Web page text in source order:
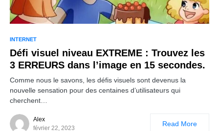
INTERNET
Défi visuel niveau EXTREME : Trouvez les
3 ERREURS dans l’image en 15 secondes.
Comme nous le savons, les défis visuels sont devenus la
nouvelle sensation pour des centaines d’utilisateurs qui
cherchent…
Alex
février 22, 2023
Read More